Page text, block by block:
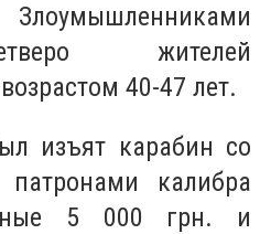
жителей
40-47 лет.
изъят карабин со
калибра
5 000 грн. и